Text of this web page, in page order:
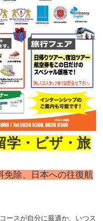
・ビザ・旅
免除、日本への往復航
ースが自分に最適か、いつス